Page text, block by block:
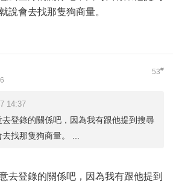
說會去找那隻狗商量。
53#
14:37
登錄的關係吧，因為我有跟他提到搜尋
找那隻狗商量。 ...
去登錄的關係吧，因為我有跟他提到